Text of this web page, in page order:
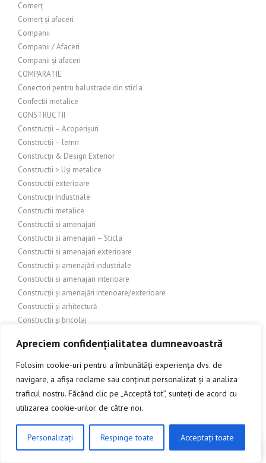
Apreciem confidențialitatea dumneavoastră
Folosim cookie-uri pentru a îmbunătăți experiența dvs. de
navigare, a afișa reclame sau conținut personalizat și a analiza
traficul nostru. Făcând clic pe „Acceptă tot”, sunteți de acord cu
utilizarea cookie-urilor de către noi.
Personalizați Respinge toate Acceptați toate
Comerț
Comerț și afaceri
Companii
Companii / Afaceri
Companii și afaceri
COMPARATIE
Conectori pentru balustrade din sticla
Confectii metalice
CONSTRUCTII
Construcții – Acoperișuri
Construcții – lemn
Construcții & Design Exterior
Constructii > Uși metalice
Construcții exterioare
Construcții Industriale
Constructii metalice
Constructii si amenajari
Constructii si amenajari – Sticla
Constructii si amenajari exterioare
Construcții și amenajări industriale
Constructii si amenajari interioare
Construcții și amenajări interioare/exterioare
Construcții și arhitectură
Constructii și bricolaj
Construcții și design interior
Constructii si finisaje
Construcții și Grădinărit
CONSTRUCȚII ȘI ÎMBUNĂTĂȚIRI ADUSE LOCUINȚEI
Construcții și infrastructură
CLICK AICI PENTRU A DISCUTA